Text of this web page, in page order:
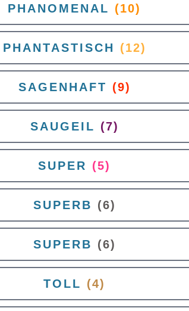
PHANOMENAL (10)
PHANTASTISCH (12)
SAGENHAFT (9)
SAUGEIL (7)
SUPER (5)
SUPERB (6)
SUPERB (6)
TOLL (4)